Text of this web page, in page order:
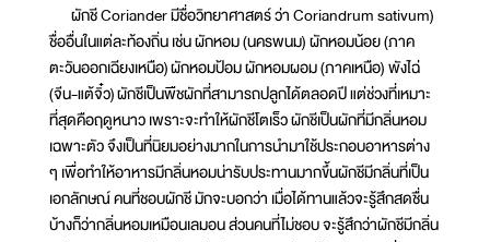
ผักชี Coriander มีชื่อวิทยาศาสตร์ ว่า Coriandrum sativum)
ชื่ออื่นในแต่ละท้องถิ่น เช่น ผักหอม (นครพนม) ผักหอมน้อย (ภาค
ตะวันออกเฉียงเหนือ) ผักหอมป้อม ผักหอมผอม (ภาคเหนือ) พังไฉ่
(จีน-แต้จิ๋ว) ผักชีเป็นพืชผักที่สามารถปลูกได้ตลอดปี แต่ช่วงที่เหมาะ
ที่สุดคือฤดูหนาว เพราะจะทำให้ผักชีโตเร็ว ผักชีเป็นผักที่มีกลิ่นหอม
เฉพาะตัว จึงเป็นที่นิยมอย่างมากในการนำมาใช้ประกอบอาหารต่าง
ๆ เพื่อทำให้อาหารมีกลิ่นหอมน่ารับประทานมากขึ้นผักชีมีกลิ่นที่เป็น
เอกลักษณ์ คนที่ชอบผักชี มักจะบอกว่า เมื่อได้ทานแล้วจะรู้สึกสดชื่น
บ้างก็ว่ากลิ่นหอมเหมือนเลมอน ส่วนคนที่ไม่ชอบ จะรู้สึกว่าผักชีมีกลิ่น